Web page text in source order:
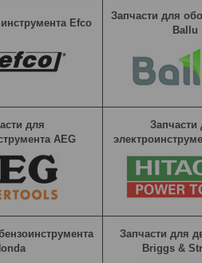
Efco
Запчасти для
Ballu
для
AEG
Запчасти
Запчасти для
Briggs &